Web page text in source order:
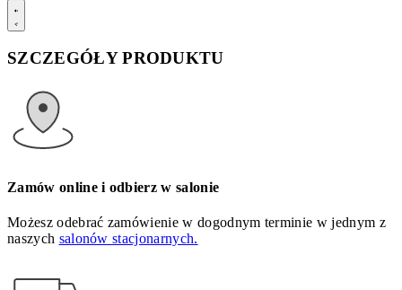
SZCZEGÓŁY PRODUKTU
Zamów online i odbierz w salonie
Możesz odebrać zamówienie w dogodnym terminie w jednym z
naszych salonów stacjonarnych.